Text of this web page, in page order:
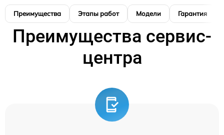
Преимущества Этапы работ Модели Гарантия
Преимущества сервис-
центра